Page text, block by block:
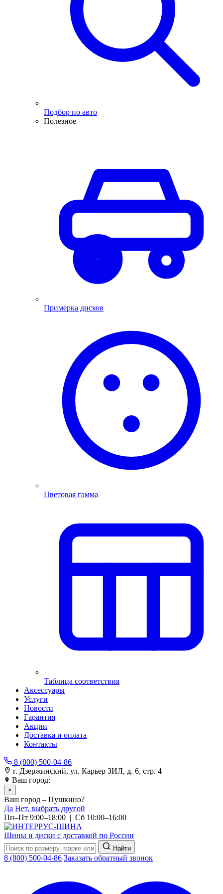
Подбор по авто
Полезное
Примерка дисков
Цветовая гамма
Таблица соответствия
Аксессуары
Услуги
Новости
Гарантия
Акции
Доставка и оплата
Контакты
8 (800) 500-04-86
г. Дзержинский, ул. Карьер ЗИЛ, д. 6, стр. 4
Ваш город:
×
Ваш город – Пушкино?
Да Нет, выбрать другой
Пн–Пт 9:00–18:00 | Сб 10:00–16:00
Шины и диски с доставкой по России
Найти
8 (800) 500-04-86 Заказать обратный звонок